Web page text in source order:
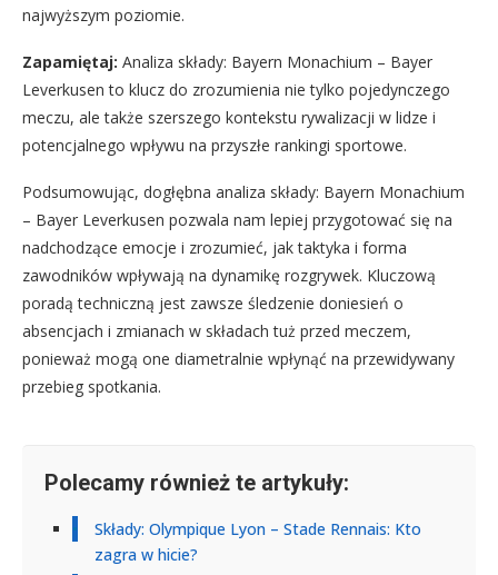
najwyższym poziomie.
Zapamiętaj: Analiza składy: Bayern Monachium – Bayer
Leverkusen to klucz do zrozumienia nie tylko pojedynczego
meczu, ale także szerszego kontekstu rywalizacji w lidze i
potencjalnego wpływu na przyszłe rankingi sportowe.
Podsumowując, dogłębna analiza składy: Bayern Monachium
– Bayer Leverkusen pozwala nam lepiej przygotować się na
nadchodzące emocje i zrozumieć, jak taktyka i forma
zawodników wpływają na dynamikę rozgrywek. Kluczową
poradą techniczną jest zawsze śledzenie doniesień o
absencjach i zmianach w składach tuż przed meczem,
ponieważ mogą one diametralnie wpłynąć na przewidywany
przebieg spotkania.
Polecamy również te artykuły:
Składy: Olympique Lyon – Stade Rennais: Kto
zagra w hicie?